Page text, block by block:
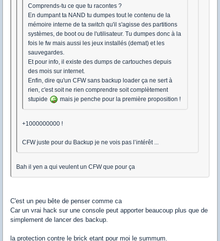
Comprends-tu ce que tu racontes ?
En dumpant ta NAND tu dumpes tout le contenu de la
mémoire interne de ta switch qu'il s'agisse des partitions
systèmes, de boot ou de l'utilisateur. Tu dumpes donc à la
fois le fw mais aussi les jeux installés (demat) et les
sauvegardes.
Et pour info, il existe des dumps de cartouches depuis
des mois sur internet.
Enfin, dire qu'un CFW sans backup loader ça ne sert à
rien, c'est soit ne rien comprendre soit complètement
stupide
mais je penche pour la première proposition !
+1000000000 !
CFW juste pour du Backup je ne vois pas l’intérêt ...
Bah il yen a qui veulent un CFW que pour ça
C'est un peu bête de penser comme ca
Car un vrai hack sur une console peut apporter beaucoup plus que de
simplement de lancer des backup.
la protection contre le brick etant pour moi le summum.